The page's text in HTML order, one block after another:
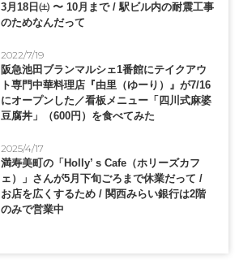
3月18日㈯ 〜 10月まで / 駅ビル内の耐震工事
のためなんだって
2022/7/19
阪急池田ブランマルシェ1番館にテイクアウ
ト専門中華料理店『由里（ゆーり）』が7/16
にオープンした／看板メニュー「四川式麻婆
豆腐丼」（600円）を食べてみた
2025/4/17
満寿美町の「Holly’ s Cafe（ホリーズカフ
ェ）」さんが5月下旬ごろまで休業だって /
お店を広くするため / 関西みらい銀行は2階
のみで営業中